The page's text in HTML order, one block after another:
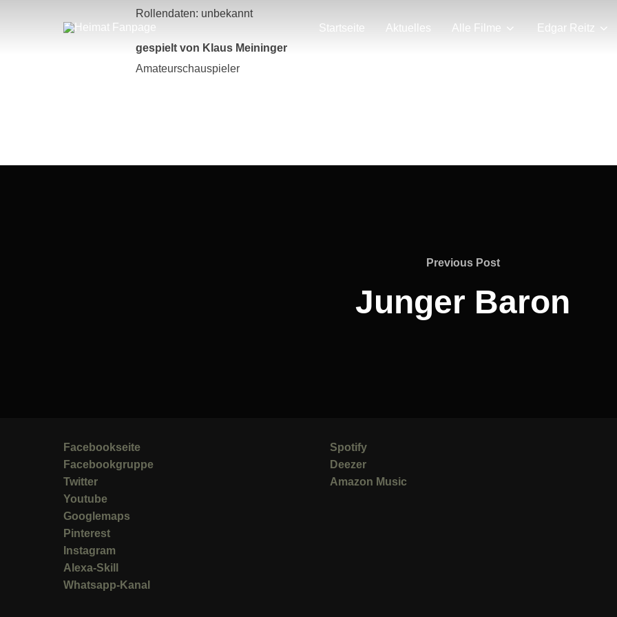
Startseite Aktuelles Alle Filme Edgar Reitz
Rollendaten: unbekannt
gespielt von Klaus Meininger
Amateurschauspieler
Previous
Previous Post
Junger Baron
Facebookseite
Facebookgruppe
Twitter
Youtube
Googlemaps
Pinterest
Instagram
Alexa-Skill
Whatsapp-Kanal
Spotify
Deezer
Amazon Music